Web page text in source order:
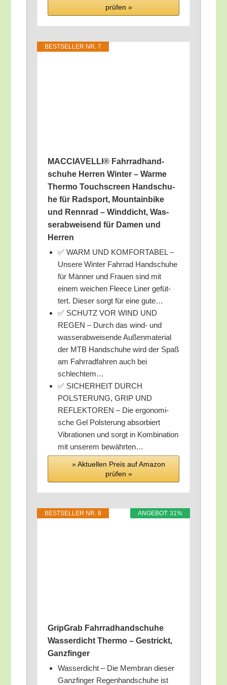
prü­fen »
BEST­SEL­LER NR. 7
MACCIAVELLI® Fahr­rad­hand­
schu­he Her­ren Win­ter – War­me
Ther­mo Touch­screen Hand­schu­
he für Rad­sport, Moun­tain­bike
und Renn­rad – Wind­dicht, Was­
ser­ab­wei­send für Damen und
Herren
✅ WARM UND KOMFORTABEL –
Unse­re Win­ter Fahr­rad Hand­schu­he
für Män­ner und Frau­en sind mit
einem wei­chen Fleece Liner gefüt­
tert. Die­ser sorgt für eine gute…
✅ SCHUTZ VOR WIND UND
REGEN – Durch das wind- und
was­ser­ab­wei­sen­de Außen­ma­te­ri­al
der MTB Hand­schu­he wird der Spaß
am Fahr­rad­fah­ren auch bei
schlechtem…
✅ SICHERHEIT DURCH
POLSTERUNG, GRIP UND
REFLEKTOREN – Die ergo­no­mi­
sche Gel Pols­te­rung absor­biert
Vibra­tio­nen und sorgt in Kom­bi­na­ti­on
mit unse­rem bewährten…
» Aktu­el­len Preis auf Ama­zon
prü­fen »
ANGE­BOT: 31%
BEST­SEL­LER NR. 8
Grip­Grab Fahr­rad­hand­schu­he
Was­ser­dicht Ther­mo – Gestrickt,
Ganzfinger
Was­ser­dicht – Die Mem­bran die­ser
Ganz­fin­ger Regen­hand­schu­he ist